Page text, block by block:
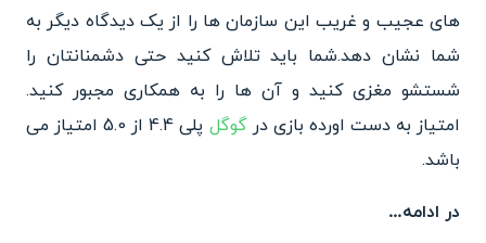
های عجیب و غریب این سازمان ها را از یک دیدگاه دیگر به
شما نشان دهد.شما باید تلاش کنید حتی دشمنانتان را
شستشو مغزی کنید و آن ها را به همکاری مجبور کنید.
امتیاز به دست اورده بازی درگوگل
پلی 4.4 از 5.0 امتیاز می
باشد.
در ادامه…